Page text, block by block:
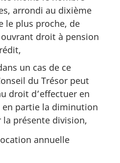
arrondi au dixième
le plus proche, de
droit à pension
un cas de ce
du Trésor peut
droit d’effectuer en
partie la diminution
la présente division,
annuelle